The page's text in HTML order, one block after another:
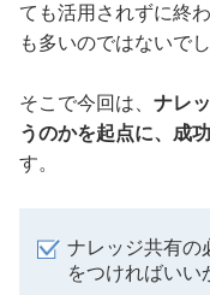
ても活用されずに終
も多いのではないでし
そこで今回は、 ナレ
うのかを起点に、成
す。
ナレッジ共有の
をつければいい